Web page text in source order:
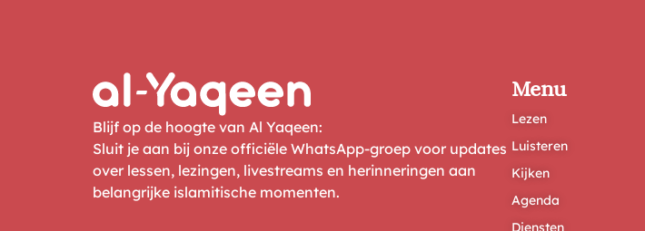
Blijf op de hoogte van Al Yaqeen:
Sluit je aan bij onze officiële WhatsApp-groep voor updates
over lessen, lezingen, livestreams en herinneringen aan
belangrijke islamitische momenten.
Menu
Lezen
Luisteren
Kijken
Agenda
Diensten